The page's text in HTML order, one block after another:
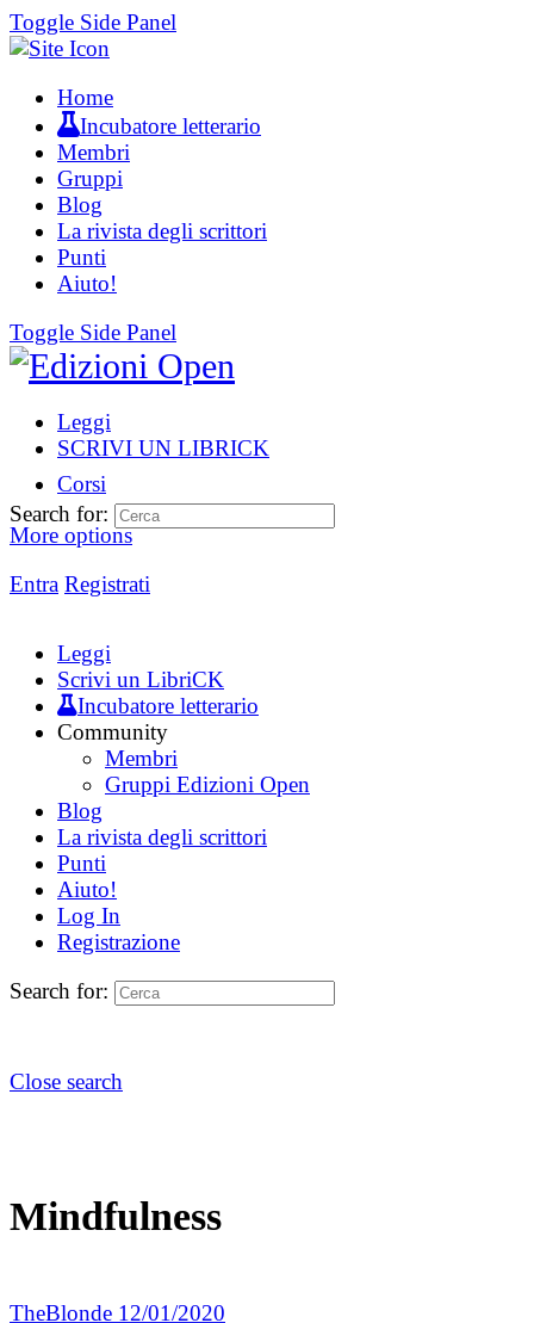
Toggle Side Panel
Home
Incubatore letterario
Membri
Gruppi
Blog
La rivista degli scrittori
Punti
Aiuto!
Toggle Side Panel
Leggi
SCRIVI UN LIBRICK
Corsi
More options
Entra Registrati
Search for:
Leggi
Scrivi un LibriCK
Incubatore letterario
Community
Membri
Gruppi Edizioni Open
Blog
La rivista degli scrittori
Punti
Aiuto!
Log In
Registrazione
Search for:
Close search
Mindfulness
TheBlonde 12/01/2020